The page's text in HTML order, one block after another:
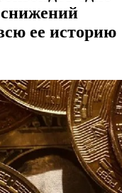
ее историю